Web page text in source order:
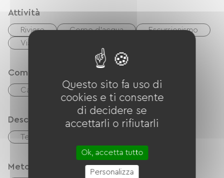
Attività
Riviere Corpo d'acqua
Escursionismo
Via Verde
Comfort
Caminetto
Descrizione
Terrazzo
Metodi di pagamento
Questo sito fa uso di
cookies e ti consente
di decidere se
accettarli o rifiutarli
Ok, accetta tutto
Personalizza